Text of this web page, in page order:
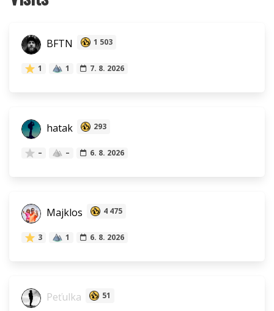
BFTN 1 503
1 1 7. 8. 2026
hatak 293
– – 6. 8. 2026
Majklos 4 475
3 1 6. 8. 2026
Peťulka 51